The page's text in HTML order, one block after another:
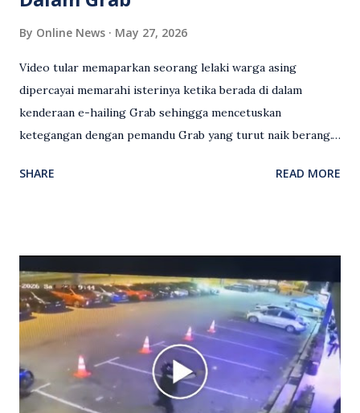
By Online News May 27, 2026
Video tular memaparkan seorang lelaki warga asing
dipercayai memarahi isterinya ketika berada di dalam
kenderaan e-hailing Grab sehingga mencetuskan
ketegangan dengan pemandu Grab yang turut naik berang.
antara seorang lelaki warga asing dengan pemandu Grab
Grab bertindak mempertahankan wanita terbabit sebelum
berlaku pertikaman lidah antara kedua-dua pihak. Video
berkenaan kini tular di media sosial dan mendapat pelbagai
reaksi orang ramai. Antara komen orang awam yang tular di
media sosial mengenai insiden tersebut ialah ramai yang
meluahkan rasa marah terhadap tindakan lelaki berkenaan
serta memuji pemandu Grab kerana campur tangan.
SHARE READ MORE